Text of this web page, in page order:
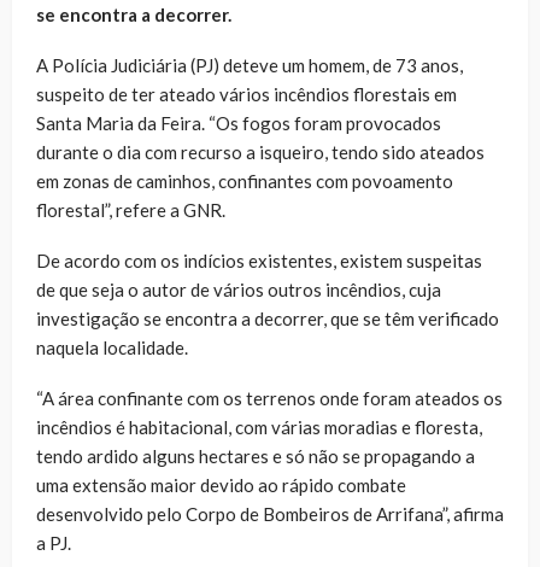
se encontra a decorrer.
A Polícia Judiciária (PJ) deteve um homem, de 73 anos,
suspeito de ter ateado vários incêndios florestais em
Santa Maria da Feira. “Os fogos foram provocados
durante o dia com recurso a isqueiro, tendo sido ateados
em zonas de caminhos, confinantes com povoamento
florestal”, refere a GNR.
De acordo com os indícios existentes, existem suspeitas
de que seja o autor de vários outros incêndios, cuja
investigação se encontra a decorrer, que se têm verificado
naquela localidade.
“A área confinante com os terrenos onde foram ateados os
incêndios é habitacional, com várias moradias e floresta,
tendo ardido alguns hectares e só não se propagando a
uma extensão maior devido ao rápido combate
desenvolvido pelo Corpo de Bombeiros de Arrifana”, afirma
a PJ.